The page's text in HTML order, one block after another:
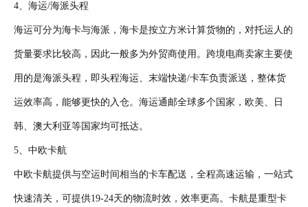
4、海运/海派头程
海运可分为海卡与海派，海卡是按立方米计算货物的，对托运人的
货量要求比较高，因此一般多为外贸商使用。跨境电商卖家主要使
用的是海派头程，即头程海运、末端快递/卡车负责派送，整体货
运效率高，能够更快的入仓。海运通邮全球多个国家，欧美、日
韩、澳大利亚等国家均可抵达。
5、中欧卡航
中欧卡航提供与空运时间相当的卡车配送，全程高速运输，一站式
快速清关，可提供19-24天的物流时效，效率更高。卡航是重型卡